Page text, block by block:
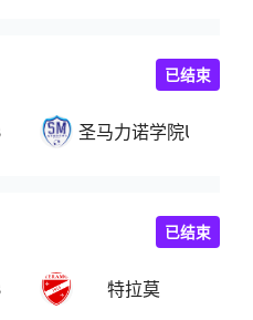
圣马力诺学院U22
已结束
特拉莫
已结束